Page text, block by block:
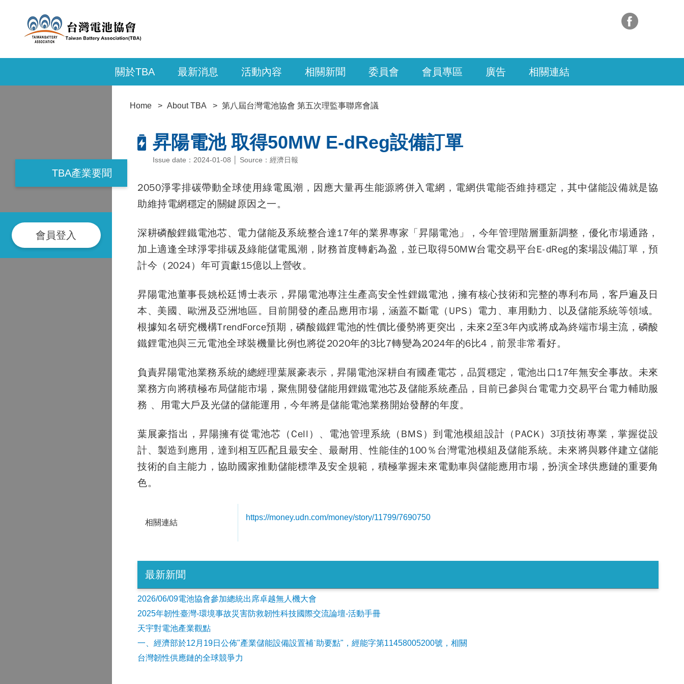
關於TBA 最新消息 活動內容 相關新聞 委員會 會員專區 廣告 相關連結
TBA產業要聞
會員登入
Home About TBA 第八屆台灣電池協會 第五次理監事聯席會議
昇陽電池 取得50MW E-dReg設備訂單
Issue date：2024-01-08 │ Source：經濟日報
2050淨零排碳帶動全球使用綠電風潮，因應大量再生能源將併入電網，電網供電能否維持穩定，其中儲能設備就是協
助維持電網穩定的關鍵原因之一。
深耕磷酸鋰鐵電池芯、電力儲能及系統整合達17年的業界專家「昇陽電池」，今年管理階層重新調整，優化市場通路，
加上適逢全球淨零排碳及綠能儲電風潮，財務首度轉虧為盈，並已取得50MW台電交易平台E-dReg的案場設備訂單，預
計今（2024）年可貢獻15億以上營收。
昇陽電池董事長姚松廷博士表示，昇陽電池專注生產高安全性鋰鐵電池，擁有核心技術和完整的專利布局，客戶遍及日
本、美國、歐洲及亞洲地區。目前開發的產品應用市場，涵蓋不斷電（UPS）電力、車用動力、以及儲能系統等領域。
根據知名研究機構TrendForce預期，磷酸鐵鋰電池的性價比優勢將更突出，未來2至3年內或將成為終端市場主流，磷酸
鐵鋰電池與三元電池全球裝機量比例也將從2020年的3比7轉變為2024年的6比4，前景非常看好。
負責昇陽電池業務系統的總經理葉展豪表示，昇陽電池深耕自有國產電芯，品質穩定，電池出口17年無安全事故。未來
業務方向將積極布局儲能市場，聚焦開發儲能用鋰鐵電池芯及儲能系統產品，目前已參與台電電力交易平台電力輔助服
務 、用電大戶及光儲的儲能運用，今年將是儲能電池業務開始發酵的年度。
葉展豪指出，昇陽擁有從電池芯（Cell）、電池管理系統（BMS）到電池模組設計（PACK）3項技術專業，掌握從設
計、製造到應用，達到相互匹配且最安全、最耐用、性能佳的100％台灣電池模組及儲能系統。未來將與夥伴建立儲能
技術的自主能力，協助國家推動儲能標準及安全規範，積極掌握未來電動車與儲能應用市場，扮演全球供應鏈的重要角
色。
相關連結
https://money.udn.com/money/story/11799/7690750
最新新聞
2026/06/09電池協會參加總統出席卓越無人機大會
2025年韌性臺灣-環境事故災害防救韌性科技國際交流論壇-活動手冊
天宇對電池產業觀點
​一、經濟部於12月19日公佈"產業儲能設備設置補ˋ助要點"，經能字第11458005200號，相關
台灣韌性供應鏈的全球競爭力